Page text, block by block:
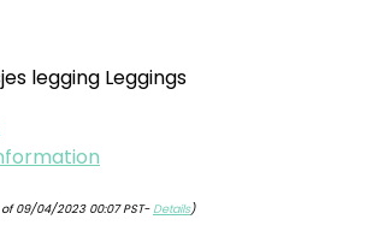
legging Leggings
09/04/2023 00:07 PST- Details)